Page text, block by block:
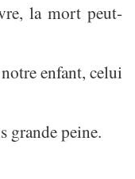
la mort peut-
enfant, celui
grande peine.